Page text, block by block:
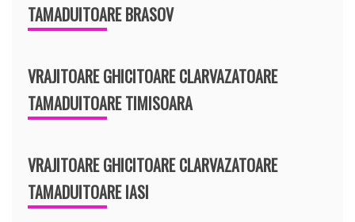
TAMADUITOARE BRASOV
VRAJITOARE GHICITOARE CLARVAZATOARE
TAMADUITOARE TIMISOARA
VRAJITOARE GHICITOARE CLARVAZATOARE
TAMADUITOARE IASI